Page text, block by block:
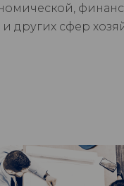
других сфер